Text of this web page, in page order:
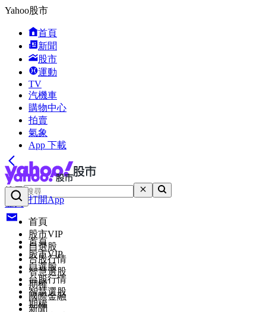
Yahoo股市
首頁
新聞
股市
運動
TV
汽機車
購物中心
拍賣
氣象
App 下載
搜尋
登入
首頁
股市VIP
自選股
台股行情
智慧選股
期權
打開App
首頁
股市VIP
自選股
台股行情
智慧選股
期權
國際金融
新聞